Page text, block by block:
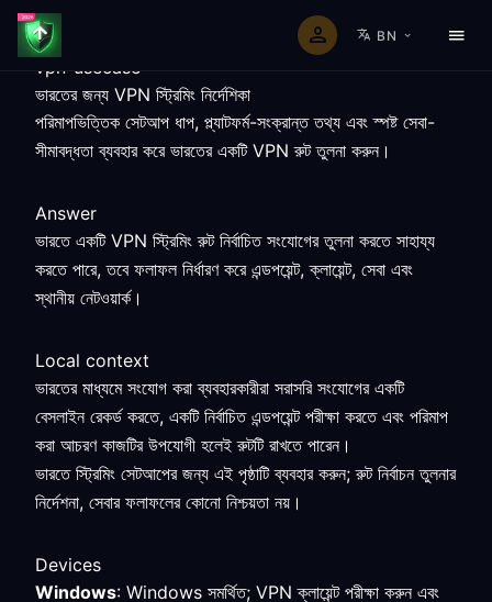
BN
vpn-usecase
ভারতের জন্য VPN স্ট্রিমিং নির্দেশিকা
পরিমাপভিত্তিক সেটআপ ধাপ, প্ল্যাটফর্ম-সংক্রান্ত তথ্য এবং স্পষ্ট সেবা-
সীমাবদ্ধতা ব্যবহার করে ভারতের একটি VPN রুট তুলনা করুন।
Answer
ভারতে একটি VPN স্ট্রিমিং রুট নির্বাচিত সংযোগের তুলনা করতে সাহায্য
করতে পারে, তবে ফলাফল নির্ধারণ করে এন্ডপয়েন্ট, ক্লায়েন্ট, সেবা এবং
স্থানীয় নেটওয়ার্ক।
Local context
ভারতের মাধ্যমে সংযোগ করা ব্যবহারকারীরা সরাসরি সংযোগের একটি
বেসলাইন রেকর্ড করতে, একটি নির্বাচিত এন্ডপয়েন্ট পরীক্ষা করতে এবং পরিমাপ
করা আচরণ কাজটির উপযোগী হলেই রুটটি রাখতে পারেন।
ভারতে স্ট্রিমিং সেটআপের জন্য এই পৃষ্ঠাটি ব্যবহার করুন; রুট নির্বাচন তুলনার
নির্দেশনা, সেবার ফলাফলের কোনো নিশ্চয়তা নয়।
Devices
Windows: Windows সমর্থিত; VPN ক্লায়েন্ট পরীক্ষা করুন এবং